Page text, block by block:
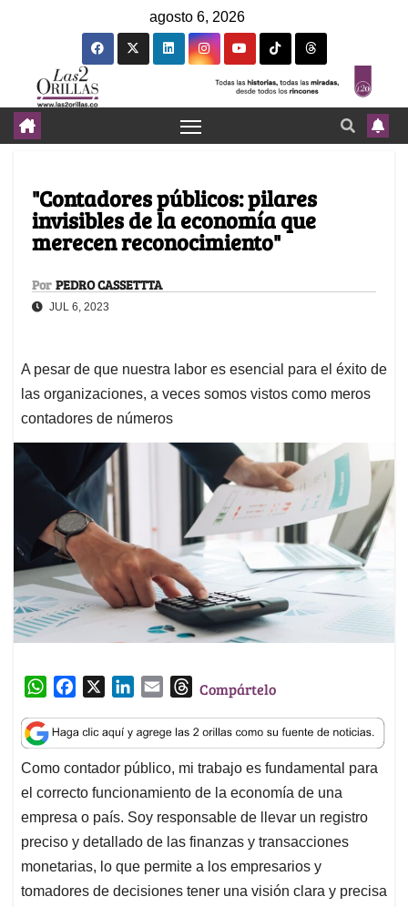
agosto 6, 2026
"Contadores públicos: pilares
invisibles de la economía que
merecen reconocimiento"
Por PEDRO CASSETTTA
JUL 6, 2023
A pesar de que nuestra labor es esencial para el éxito de
las organizaciones, a veces somos vistos como meros
contadores de números
W
a
t
s
A
p
p
c
e
b
o
o
k
n
k
e
d
I
n
a
i
l
T
r
e
a
d
s
Compártelo
Como contador público, mi trabajo es fundamental para
el correcto funcionamiento de la economía de una
empresa o país. Soy responsable de llevar un registro
preciso y detallado de las finanzas y transacciones
monetarias, lo que permite a los empresarios y
tomadores de decisiones tener una visión clara y precisa